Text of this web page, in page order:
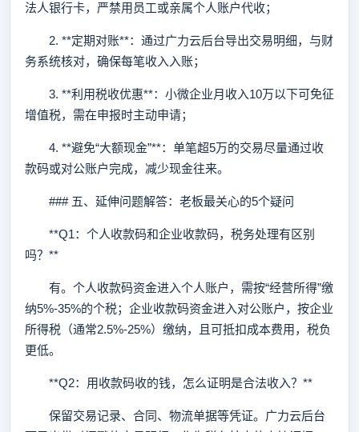
法人银行卡，严禁用员工或亲属个人账户代收；
2. **定期对账**：通过广力云后台导出交易明细，与财
务系统核对，确保每笔收入入账；
3. **利用税收优惠**：小微企业月收入10万以下可免征
增值税，需在申报时主动申请；
4. **避免“大额现金”**：单笔超5万的交易尽量通过收
款码或对公账户完成，减少现金往来。
### 五、延伸问题解答：老板最关心的5个疑问
**Q1：个人收款码和企业收款码，税务处理有区别
吗？**
有。个人收款码资金进入个人账户，需按“经营所得”缴
纳5%-35%的个税；企业收款码资金进入对公账户，按企业
所得税（通常2.5%-25%）缴纳，且可抵扣成本费用，税负
更低。
**Q2：用收款码收的钱，怎么证明是合法收入？**
保留交易记录、合同、物流单据等凭证。广力云后台